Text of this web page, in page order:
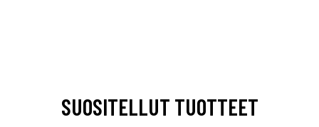
SUOSITELLUT TUOTTEET